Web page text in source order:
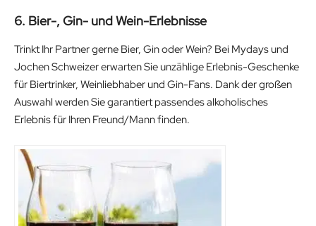
6. Bier-, Gin- und Wein-Erlebnisse
Trinkt Ihr Partner gerne Bier, Gin oder Wein? Bei Mydays und
Jochen Schweizer erwarten Sie unzählige Erlebnis-Geschenke
für Biertrinker, Weinliebhaber und Gin-Fans. Dank der großen
Auswahl werden Sie garantiert passendes alkoholisches
Erlebnis für Ihren Freund/Mann finden.